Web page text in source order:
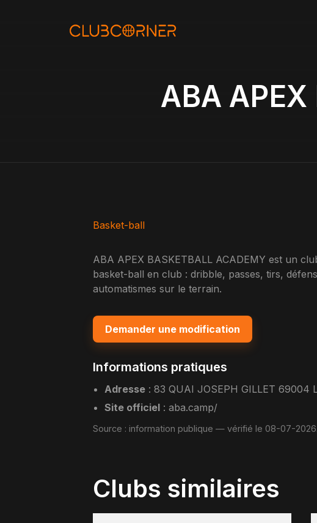
ABA
Basket-ball
ABA APEX BASKETBALL ACADEMY est un
basket-ball en club : dribble, passes, tirs,
automatismes sur le terrain.
Demander une modification
Informations pratiques
Adresse :83 QUAI JOSEPH GILLET 69004
Site officiel :aba.camp/
Source : information publique — vérifié le 08-07-2026.
Clubs similaires